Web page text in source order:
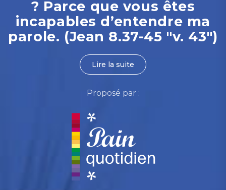
? Parce que vous êtes
incapables d’entendre ma
parole. (Jean 8.37-45 "v. 43")
Lire la suite
Proposé par :